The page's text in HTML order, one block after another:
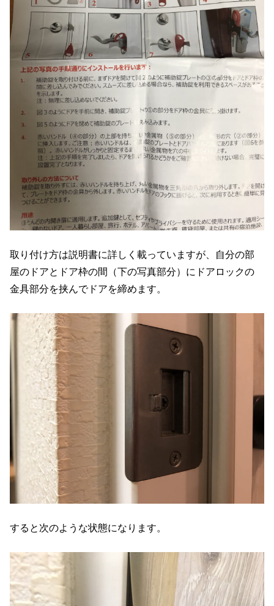
取り付け方は説明書に詳しく載っていますが、自分の部
屋のドアとドア枠の間（下の写真部分）にドアロックの
金具部分を挟んでドアを締めます。
すると次のような状態になります。